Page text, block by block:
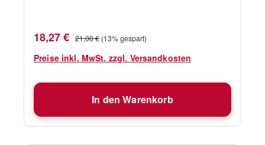
Verkaufspreis:
18,27 € Regulärer Preis:
21,00 € (13% gespart)
Preise inkl. MwSt. zzgl. Versandkosten
In den Warenkorb